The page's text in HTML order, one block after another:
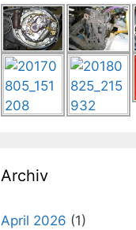
Archiv
April 2026 (1)